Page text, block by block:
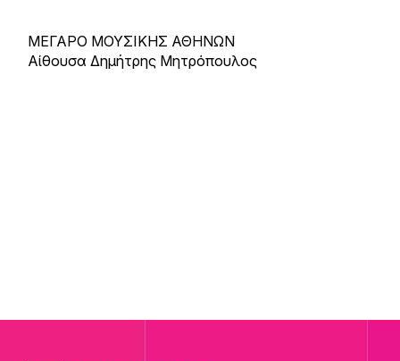
ΜΕΓΑΡΟ ΜΟΥΣΙΚΗΣ ΑΘΗΝΩΝ
Αίθουσα Δημήτρης Μητρόπουλος